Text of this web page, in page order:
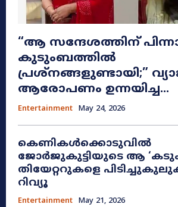
​“ആ സന്ദേശത്തിന്
കുടുംബത്തിൽ
പ്രശ്നങ്ങളുണ്ടായി;”
ആരോപണം ഉന്നയിച്ച...
Entertainment May 24, 2026
കെണികൾക്കൊടുവിൽ
ജോർജുകുട്ടിയുടെ ആ
തിയേറ്ററുകളെ
റിവ്യൂ
Entertainment May 21, 2026